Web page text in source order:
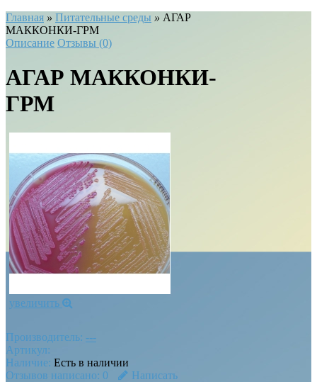
Главная » Питательные среды » АГАР
МАККОНКИ-ГРМ
Описание Отзывы (0)
АГАР МАККОНКИ-
ГРМ
увеличить
Производитель: ---
Артикул:
Наличие: Есть в наличии
Отзывов написано: 0 Написать